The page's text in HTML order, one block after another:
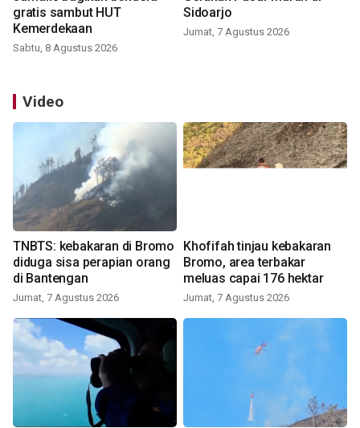
gratis sambut HUT
Kemerdekaan
Sabtu, 8 Agustus 2026
Sidoarjo
Jumat, 7 Agustus 2026
Video
TNBTS: kebakaran di Bromo
diduga sisa perapian orang
di Bantengan
Jumat, 7 Agustus 2026
Khofifah tinjau kebakaran
Bromo, area terbakar
meluas capai 176 hektar
Jumat, 7 Agustus 2026